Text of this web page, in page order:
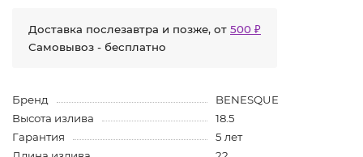
Доставка послезавтра и позже, от 500 ₽
Самовывоз - бесплатно
Бренд
BENESQUE
Высота излива
18.5
Гарантия
5 лет